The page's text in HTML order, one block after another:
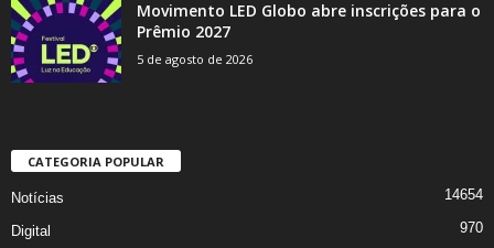
Movimento LED Globo abre inscrições para o
Prêmio 2027
5 de agosto de 2026
CATEGORIA POPULAR
Notícias 14654
Digital 970